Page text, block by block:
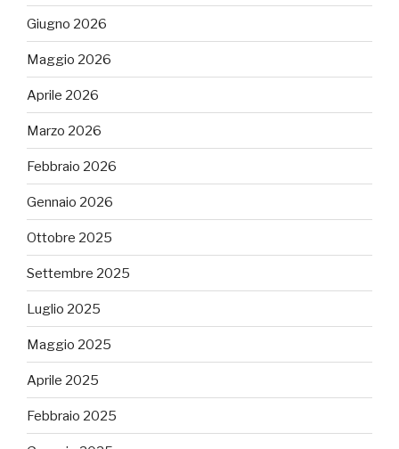
Giugno 2026
Maggio 2026
Aprile 2026
Marzo 2026
Febbraio 2026
Gennaio 2026
Ottobre 2025
Settembre 2025
Luglio 2025
Maggio 2025
Aprile 2025
Febbraio 2025